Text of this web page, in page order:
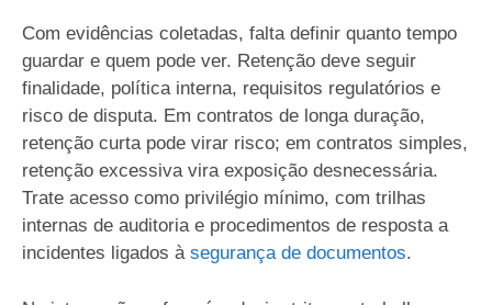
Com evidências coletadas, falta definir quanto tempo
guardar e quem pode ver. Retenção deve seguir
finalidade, política interna, requisitos regulatórios e
risco de disputa. Em contratos de longa duração,
retenção curta pode virar risco; em contratos simples,
retenção excessiva vira exposição desnecessária.
Trate acesso como privilégio mínimo, com trilhas
internas de auditoria e procedimentos de resposta a
incidentes ligados à segurança de documentos.